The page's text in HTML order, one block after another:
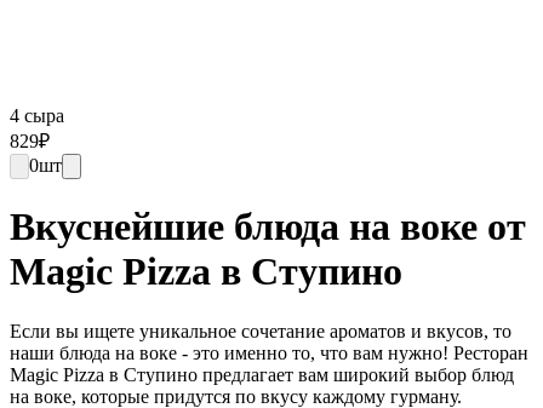
4 сыра
829₽
0шт
Вкуснейшие блюда на воке от
Magic Pizza в Ступино
Если вы ищете уникальное сочетание ароматов и вкусов, то
наши блюда на воке - это именно то, что вам нужно! Ресторан
Magic Pizza в Ступино предлагает вам широкий выбор блюд
на воке, которые придутся по вкусу каждому гурману.